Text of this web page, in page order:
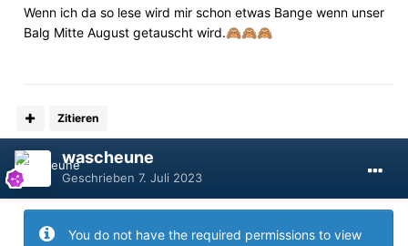
Wenn ich da so lese wird mir schon etwas Bange wenn unser
Balg Mitte August getauscht wird.🙈🙈🙈
Zitieren
wascheune
Geschrieben 7. Juli 2023
You do not have the required permissions to view